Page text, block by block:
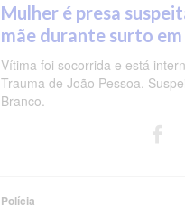
Mulher é presa
mãe durante surto em
Vítima foi socorrida e está
Trauma de João Pessoa.
Branco.
Polícia